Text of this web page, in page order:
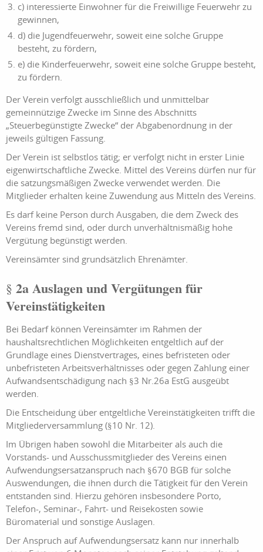
c) interessierte Einwohner für die Freiwillige Feuerwehr zu
gewinnen,
d) die Jugendfeuerwehr, soweit eine solche Gruppe
besteht, zu fördern,
e) die Kinderfeuerwehr, soweit eine solche Gruppe besteht,
zu fördern.
Der Verein verfolgt ausschließlich und unmittelbar
gemeinnützige Zwecke im Sinne des Abschnitts
„Steuerbegünstigte Zwecke“ der Abgabenordnung in der
jeweils gültigen Fassung.
Der Verein ist selbstlos tätig; er verfolgt nicht in erster Linie
eigenwirtschaftliche Zwecke. Mittel des Vereins dürfen nur für
die satzungsmäßigen Zwecke verwendet werden. Die
Mitglieder erhalten keine Zuwendung aus Mitteln des Vereins.
Es darf keine Person durch Ausgaben, die dem Zweck des
Vereins fremd sind, oder durch unverhältnismäßig hohe
Vergütung begünstigt werden.
Vereinsämter sind grundsätzlich Ehrenämter.
§ 2a Auslagen und Vergütungen für
Vereinstätigkeiten
Bei Bedarf können Vereinsämter im Rahmen der
haushaltsrechtlichen Möglichkeiten entgeltlich auf der
Grundlage eines Dienstvertrages, eines befristeten oder
unbefristeten Arbeitsverhältnisses oder gegen Zahlung einer
Aufwandsentschädigung nach §3 Nr.26a EstG ausgeübt
werden.
Die Entscheidung über entgeltliche Vereinstätigkeiten trifft die
Mitgliederversammlung (§10 Nr. 12).
Im Übrigen haben sowohl die Mitarbeiter als auch die
Vorstands- und Ausschussmitglieder des Vereins einen
Aufwendungsersatzanspruch nach §670 BGB für solche
Auswendungen, die ihnen durch die Tätigkeit für den Verein
entstanden sind. Hierzu gehören insbesondere Porto,
Telefon-, Seminar-, Fahrt- und Reisekosten sowie
Büromaterial und sonstige Auslagen.
Der Anspruch auf Aufwendungsersatz kann nur innerhalb